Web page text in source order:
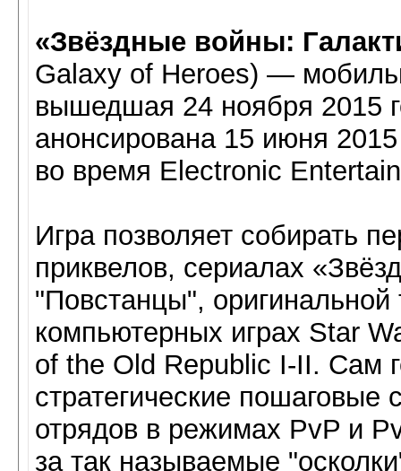
«Звёздные войны:
Galaxy of Heroes) —
вышедшая 24 ноября 2015
анонсирована 15 июня
во время Electronic
Игра позволяет собирать
приквелов, сериалах
"Повстанцы", оригинальной
компьютерных играх Star
of the Old Republic I-II. Сам
стратегические
отрядов в режимах PvP и
за так называемые